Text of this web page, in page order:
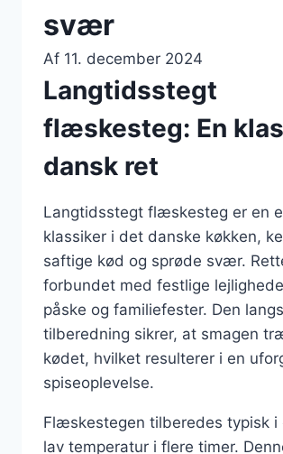
svær
Af 11. december 2024
Langtidsstegt
flæskesteg: En
dansk ret
Langtidsstegt flæskesteg er en
klassiker i det danske køkken,
saftige kød og sprøde svær.
forbundet med festlige
påske og familiefester. Den
tilberedning sikrer, at smagen
kødet, hvilket resulterer i en
spiseoplevelse.
Flæskestegen tilberedes typisk i
lav temperatur i flere timer.